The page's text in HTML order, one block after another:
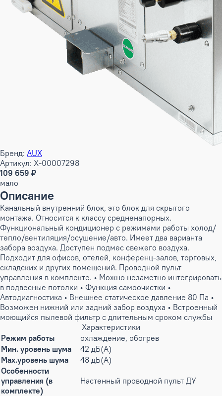
Бренд: AUX
Артикул: X-00007298
109 659 ₽
мало
Описание
Канальный внутренний блок, это блок для скрытого
монтажа. Относится к классу средненапорных.
Функциональный кондиционер с режимами работы холод/
тепло/вентиляция/осушение/авто. Имеет два варианта
забора воздуха. Доступен подмес свежего воздуха.
Подходит для офисов, отелей, конференц-залов, торговых,
складских и других помещений. Проводной пульт
управления в комплекте. • Можно незаметно интегрировать
в подвесные потолки • Функция самоочистки •
Автодиагностика • Внешнее статическое давление 80 Па •
Возможен нижний или задний забор воздуха • Встроенный
моющийся пылевой фильтр с длительным сроком службы
Характеристики
Режим работы
охлаждение, обогрев
Мин. уровень шума
42 дБ(А)
Max.уровень шума
48 дБ(А)
Особенности
управления (в
комплекте)
Настенный проводной пульт ДУ